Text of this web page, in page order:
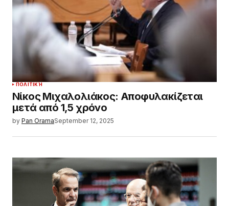
ΠΟΛΙΤΙΚΉ
Νίκος Μιχαλολιάκος: Αποφυλακίζεται
μετά από 1,5 χρόνο
by Pan OramaSeptember 12, 2025